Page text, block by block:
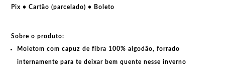
quantidade
Pix • Cartão (parcelado) • Boleto
Sobre o produto:
Moletom com capuz de fibra 100% algodão, forrado
internamente para te deixar bem quente nesse inverno